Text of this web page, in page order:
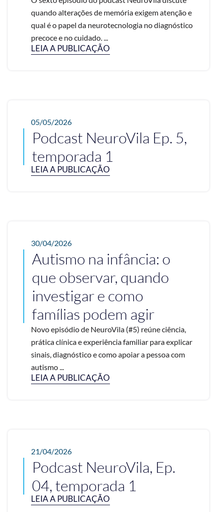
quando alterações de memória exigem atenção e
qual é o papel da neurotecnologia no diagnóstico
precoce e no cuidado. ...
LEIA A PUBLICAÇÃO
05/05/2026
Podcast NeuroVila Ep. 5,
temporada 1
LEIA A PUBLICAÇÃO
30/04/2026
Autismo na infância: o
que observar, quando
investigar e como
famílias podem agir
Novo episódio de NeuroVila (#5) reúne ciência,
prática clínica e experiência familiar para explicar
sinais, diagnóstico e como apoiar a pessoa com
autismo ...
LEIA A PUBLICAÇÃO
21/04/2026
Podcast NeuroVila, Ep.
04, temporada 1
LEIA A PUBLICAÇÃO